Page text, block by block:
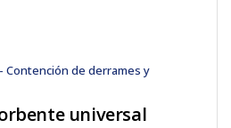
Contención de derrames y
universal